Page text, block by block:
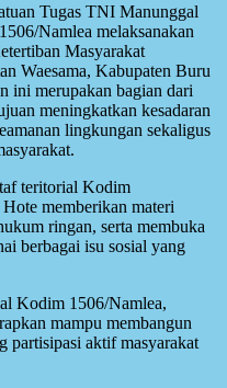
Tugas TNI Manunggal
Namlea melaksanakan
Masyarakat
Waesama, Kabupaten Buru
ini merupakan bagian dari
meningkatkan kesadaran
lingkungan sekaligus
teritorial Kodim
memberikan materi
ringan, serta membuka
berbagai isu sosial yang
Kodim 1506/Namlea,
mampu membangun
partisipasi aktif masyarakat